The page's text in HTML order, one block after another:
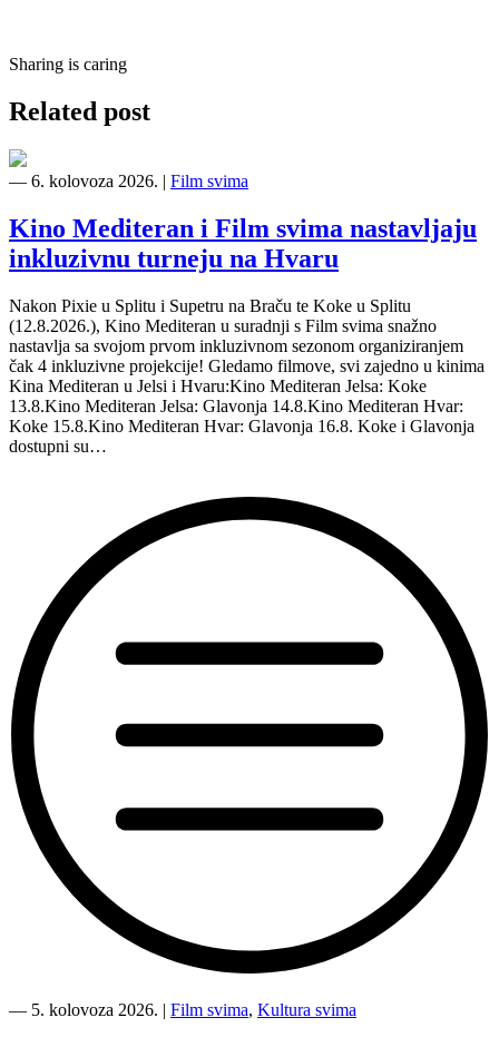
Sharing is caring
Related post
― 6. kolovoza 2026. | Film svima
Kino Mediteran i Film svima nastavljaju
inkluzivnu turneju na Hvaru
Nakon Pixie u Splitu i Supetru na Braču te Koke u Splitu
(12.8.2026.), Kino Mediteran u suradnji s Film svima snažno
nastavlja sa svojom prvom inkluzivnom sezonom organiziranjem
čak 4 inkluzivne projekcije! Gledamo filmove, svi zajedno u kinima
Kina Mediteran u Jelsi i Hvaru:Kino Mediteran Jelsa: Koke
13.8.Kino Mediteran Jelsa: Glavonja 14.8.Kino Mediteran Hvar:
Koke 15.8.Kino Mediteran Hvar: Glavonja 16.8. Koke i Glavonja
dostupni su…
Mediteran
― 5. kolovoza 2026. | Film svima, Kultura svima